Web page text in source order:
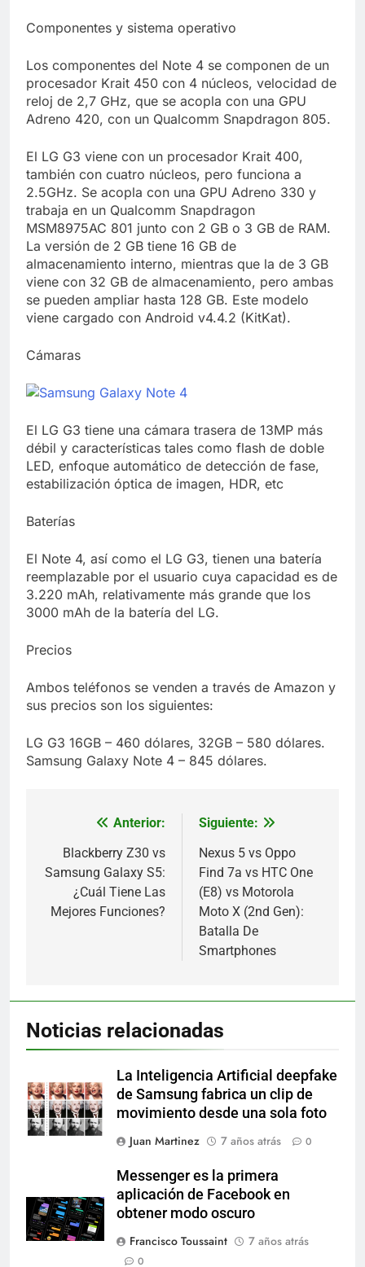
Componentes y sistema operativo
Los componentes del Note 4 se componen de un
procesador Krait 450 con 4 núcleos, velocidad de
reloj de 2,7 GHz, que se acopla con una GPU
Adreno 420, con un Qualcomm Snapdragon 805.
El LG G3 viene con un procesador Krait 400,
también con cuatro núcleos, pero funciona a
2.5GHz. Se acopla con una GPU Adreno 330 y
trabaja en un Qualcomm Snapdragon
MSM8975AC 801 junto con 2 GB o 3 GB de RAM.
La versión de 2 GB tiene 16 GB de
almacenamiento interno, mientras que la de 3 GB
viene con 32 GB de almacenamiento, pero ambas
se pueden ampliar hasta 128 GB. Este modelo
viene cargado con Android v4.4.2 (KitKat).
Cámaras
El LG G3 tiene una cámara trasera de 13MP más
débil y características tales como flash de doble
LED, enfoque automático de detección de fase,
estabilización óptica de imagen, HDR, etc
Baterías
El Note 4, así como el LG G3, tienen una batería
reemplazable por el usuario cuya capacidad es de
3.220 mAh, relativamente más grande que los
3000 mAh de la batería del LG.
Precios
Ambos teléfonos se venden a través de Amazon y
sus precios son los siguientes:
LG G3 16GB – 460 dólares, 32GB – 580 dólares.
Samsung Galaxy Note 4 – 845 dólares.
Navegación
entradas
Anterior:
Blackberry Z30 vs
Samsung Galaxy S5:
¿Cuál Tiene Las
Mejores Funciones?
Siguiente:
Nexus 5 vs Oppo
Find 7a vs HTC One
(E8) vs Motorola
Moto X (2nd Gen):
Batalla De
Smartphones
Noticias relacionadas
La Inteligencia Artificial deepfake
de Samsung fabrica un clip de
movimiento desde una sola foto
Juan Martinez
7 años atrás 0
Messenger es la primera
aplicación de Facebook en
obtener modo oscuro
Francisco Toussaint
7 años atrás
0